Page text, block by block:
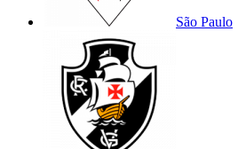
São Paulo